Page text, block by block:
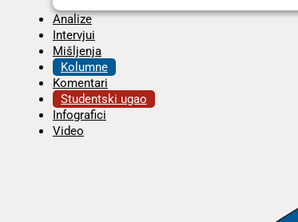
Analize
Intervjui
Mišljenja
Kolumne
Komentari
Studentski ugao
Infografici
Video